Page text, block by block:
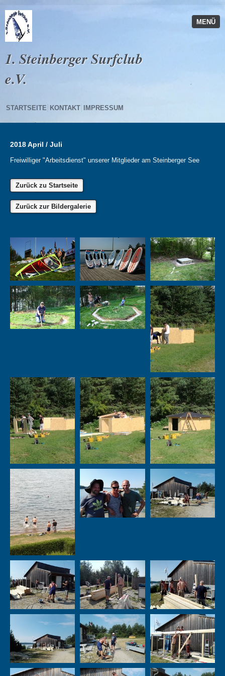
MENÜ
1. Steinberger Surfclub
e.V.
STARTSEITE KONTAKT IMPRESSUM
2018 April / Juli
Freiwilliger "Arbeitsdienst" unserer Mitglieder am Steinberger See
Zurück zu Startseite
Zurück zur Bildergalerie